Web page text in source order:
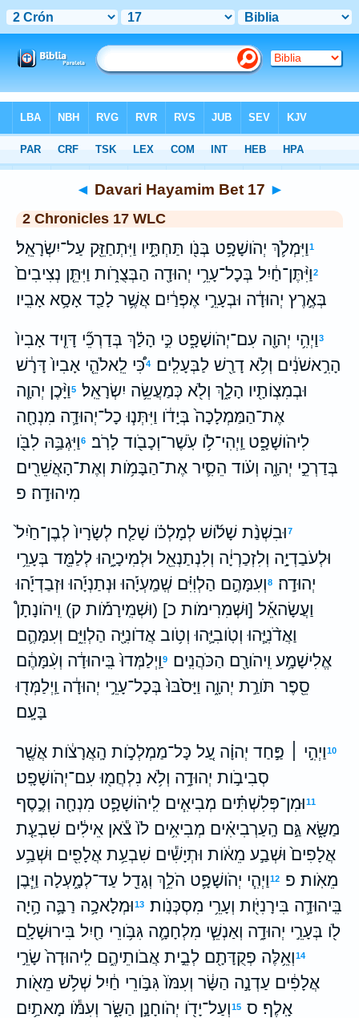
WLC> Davari Hayamim Bet 17
◄ Davari Hayamim Bet 17 ►
2 Chronicles 17 WLC
1וַיִּמְלֹ֛ךְ יְהֹושָׁפָ֥ט בְּנֹ֖ו תַּחְתָּ֑יו וַיִּתְחַזֵּ֖ק עַל־יִשְׂרָאֵֽל׃
2וַיִּ֨תֶּן־חַ֔יִל בְּכָל־עָרֵ֥י יְהוּדָ֖ה הַבְּצֻרֹ֑ות וַיִּתֵּ֤ן נְצִיבִים֙
בְּאֶ֣רֶץ יְהוּדָ֔ה וּבְעָרֵ֣י אֶפְרַ֔יִם אֲשֶׁ֥ר לָכַ֖ד אָסָ֥א אָבִֽיו׃
3וַיְהִ֥י יְהוָ֖ה עִם־יְהֹושָׁפָ֑ט כִּ֣י הָלַ֗ךְ בְּדַרְכֵ֞י דָּוִ֤יד אָבִיו֙
הָרִ֣אשֹׁנִ֔ים וְלֹ֥א דָרַ֖שׁ לַבְּעָלִֽים׃
4כִּ֠י לֵֽאלֹהֵ֤י אָבִיו֙ דָּרָ֔שׁ
וּבְמִצְוֹתָ֖יו הָלָ֑ךְ וְלֹ֖א כְּמַעֲשֵׂ֥ה יִשְׂרָאֵֽל׃ 5וַיָּ֨כֶן יְהוָ֤ה
אֶת־הַמַּמְלָכָה֙ בְּיָדֹ֔ו וַיִּתְּנ֧וּ כָל־יְהוּדָ֛ה מִנְחָ֖ה
לִיהֹושָׁפָ֑ט וַֽיְהִי־לֹ֥ו עֹֽשֶׁר־וְכָבֹ֖וד לָרֹֽב׃
6וַיִּגְבַּ֥הּ לִבֹּ֖ו
בְּדַרְכֵ֣י יְהוָ֑ה וְעֹ֗וד הֵסִ֛יר אֶת־הַבָּמֹ֥ות וְאֶת־הָאֲשֵׁרִ֖ים
מִיהוּדָֽה׃ פ
7וּבִשְׁנַ֨ת שָׁלֹ֜ושׁ לְמָלְכֹ֗ו שָׁלַ֤ח לְשָׂרָיו֙ לְבֶן־חַ֙יִל֙
וּלְעֹבַדְיָ֣ה וְלִזְכַרְיָ֔ה וְלִנְתַנְאֵ֖ל וּלְמִיכָיָ֑הוּ לְלַמֵּ֖ד בְּעָרֵ֥י
יְהוּדָֽה׃
8וְעִמָּהֶ֣ם הַלְוִיִּ֗ם שְֽׁמַֽעְיָ֡הוּ וּנְתַנְיָ֡הוּ וּזְבַדְיָ֡הוּ
וַעֲשָׂהאֵ֡ל [וּשְׁמִרִימֹות כ] (וּשְׁמִֽירָמֹ֡ות ק) וִֽיהֹונָתָן֩
וַאֲדֹ֨נִיָּ֧הוּ וְטֹֽובִיָּ֛הוּ וְטֹ֥וב אֲדֹונִיָּ֖ה הַלְוִיִּ֑ם וְעִמָּהֶ֛ם
אֱלִישָׁמָ֥ע וִֽיהֹורָ֖ם הַכֹּהֲנִֽים׃
9וַֽיְלַמְּדוּ֙ בִּֽיהוּדָ֔ה וְעִ֨מָּהֶ֔ם
סֵ֖פֶר תֹּורַ֣ת יְהוָ֑ה וַיָּסֹ֙בּוּ֙ בְּכָל־עָרֵ֣י יְהוּדָ֔ה וַֽיְלַמְּד֖וּ
בָּעָֽם׃
10וַיְהִ֣י ׀ פַּ֣חַד יְהוָ֗ה עַ֚ל כָּל־מַמְלְכֹ֣ות הָֽאֲרָצֹ֔ות אֲשֶׁ֖ר
סְבִיבֹ֣ות יְהוּדָ֑ה וְלֹ֥א נִלְחֲמ֖וּ עִם־יְהֹושָׁפָֽט׃
11וּמִן־פְּלִשְׁתִּ֗ים מְבִיאִ֧ים לִֽיהֹושָׁפָ֛ט מִנְחָ֖ה וְכֶ֣סֶף
מַשָּׂ֑א גַּ֣ם הָֽעַרְבִיאִ֗ים מְבִיאִ֥ים לֹו֙ צֹ֕אן אֵילִ֔ים שִׁבְעַ֤ת
אֲלָפִים֙ וּשְׁבַ֣ע מֵאֹ֔ות וּתְיָשִׁ֕ים שִׁבְעַ֥ת אֲלָפִ֖ים וּשְׁבַ֥ע
מֵאֹֽות׃ פ
12וַיְהִ֧י יְהֹושָׁפָ֛ט הֹלֵ֥ךְ וְגָדֵ֖ל עַד־לְמָ֑עְלָה וַיִּ֧בֶן
בִּֽיהוּדָ֛ה בִּירָנִיֹּ֖ות וְעָרֵ֥י מִסְכְּנֹֽות׃ 13וּמְלָאכָ֥ה רַבָּ֛ה הָ֥יָה
לֹ֖ו בְּעָרֵ֣י יְהוּדָ֑ה וְאַנְשֵׁ֧י מִלְחָמָ֛ה גִּבֹּ֥ורֵי חַ֖יִל בִּירוּשָׁלִָֽם׃
14וְאֵ֥לֶּה פְקֻדָּתָ֖ם לְבֵ֣ית אֲבֹותֵיהֶ֑ם לִֽיהוּדָה֙ שָׂרֵ֣י
אֲלָפִ֔ים עַדְנָ֣ה הַשָּׂ֔ר וְעִמֹּו֙ גִּבֹּ֣ורֵי חַ֔יִל שְׁלֹ֥שׁ מֵאֹ֖ות
אָֽלֶף׃ ס 15וְעַל־יָדֹ֖ו יְהֹוחָנָ֣ן הַשָּׂ֑ר וְעִמֹּ֕ו מָאתַ֥יִם